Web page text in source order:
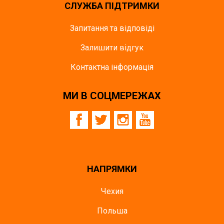
СЛУЖБА ПІДТРИМКИ
Запитання та відповіді
Залишити відгук
Контактна інформація
МИ В СОЦМЕРЕЖАХ
НАПРЯМКИ
Чехия
Польша